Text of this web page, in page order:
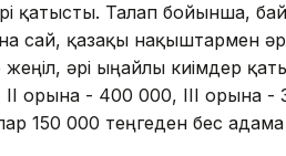
қатысты. Талап бойынша,
сай, қазақы нақыштармен
әрі ыңғайлы киімдер
- 400 000, ІІІ орынға -
150 000 теңгеден бес